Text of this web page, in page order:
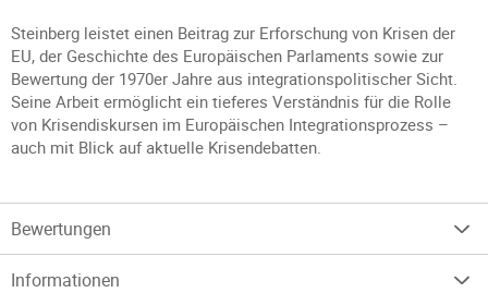
Steinberg leistet einen Beitrag zur Erforschung von Krisen der
EU, der Geschichte des Europäischen Parlaments sowie zur
Bewertung der 1970er Jahre aus integrationspolitischer Sicht.
Seine Arbeit ermöglicht ein tieferes Verständnis für die Rolle
von Krisendiskursen im Europäischen Integrationsprozess –
auch mit Blick auf aktuelle Krisendebatten.
Bewertungen
Informationen